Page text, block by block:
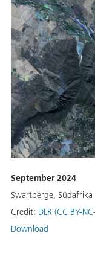
September 2024
Swartberge, Südafrika
Credit: DLR (CC BY-
Download